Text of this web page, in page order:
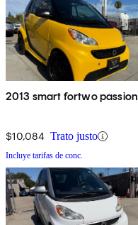
2013 smart fortwo passion
$10,084 Trato justo
Incluye tarifas de conc.